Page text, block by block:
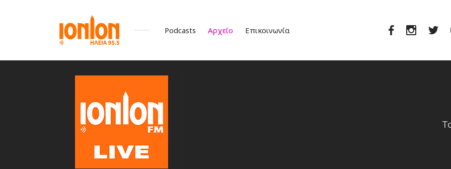
Podcasts Αρχείο Επικοινωνία Facebook